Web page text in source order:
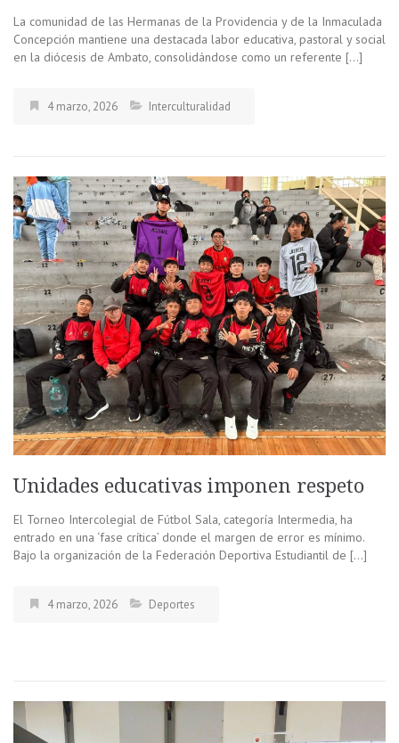
La comunidad de las Hermanas de la Providencia y de la Inmaculada
Concepción mantiene una destacada labor educativa, pastoral y social
en la diócesis de Ambato, consolidándose como un referente […]
4 marzo, 2026 Interculturalidad
Unidades educativas imponen respeto
El Torneo Intercolegial de Fútbol Sala, categoría Intermedia, ha
entrado en una ‘fase crítica’ donde el margen de error es mínimo.
Bajo la organización de la Federación Deportiva Estudiantil de […]
4 marzo, 2026 Deportes